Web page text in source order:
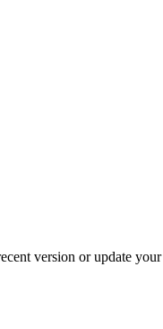
version or update your